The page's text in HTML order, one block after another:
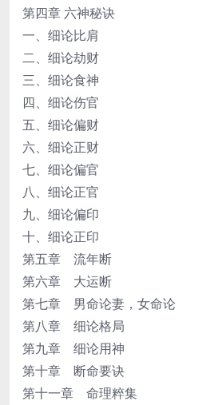
第四章 六神秘诀
一、细论比肩
二、细论劫财
三、细论食神
四、细论伤官
五、细论偏财
六、细论正财
七、细论偏官
八、细论正官
九、细论偏印
十、细论正印
第五章 流年断
第六章 大运断
第七章 男命论妻，女命论
第八章 细论格局
第九章 细论用神
第十章 断命要诀
第十一章 命理粹集